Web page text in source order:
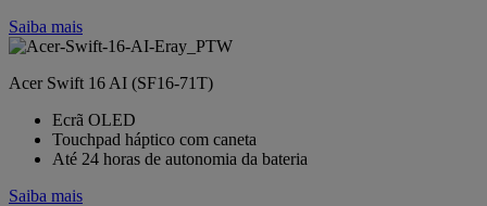
Saiba mais
Acer Swift 16 AI (SF16-71T)
Ecrã OLED
Touchpad háptico com caneta
Até 24 horas de autonomia da bateria
Saiba mais